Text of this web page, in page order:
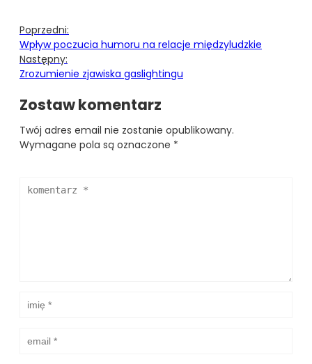
Poprzedni:
Wpływ poczucia humoru na relacje międzyludzkie
Następny:
Zrozumienie zjawiska gaslightingu
Zostaw komentarz
Twój adres email nie zostanie opublikowany.
Wymagane pola są oznaczone *